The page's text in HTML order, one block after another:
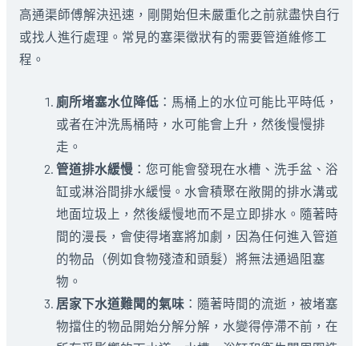
高通渠師傅解決迅速，剛開始但未嚴重化之前就盡快自行
或找人進行處理。常見的塞渠徵狀有的需要管道維修工
程。
廁所堵塞水位降低 ：馬桶上的水位可能比平時低，
或者在沖洗馬桶時，水可能會上升，然後慢慢排
走。
管道排水緩慢 ：您可能會發現在水槽、洗手盆、浴
缸或淋浴間排水緩慢。水會積聚在敞開的排水溝或
地面垃圾上，然後緩慢地而不是立即排水。隨著時
間的漫長，會使得堵塞將加劇，因為任何進入管道
的物品（例如食物殘渣和頭髮）將無法通過阻塞
物。
居家下水道難聞的氣味 ：隨著時間的流逝，被堵塞
物擋住的物品開始分解分解，水變得停滯不前，在